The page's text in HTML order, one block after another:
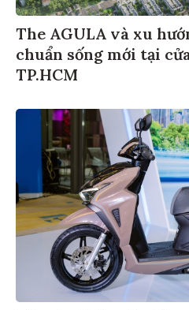
The AGULA và xu
chuẩn sống mới tại
TP.HCM